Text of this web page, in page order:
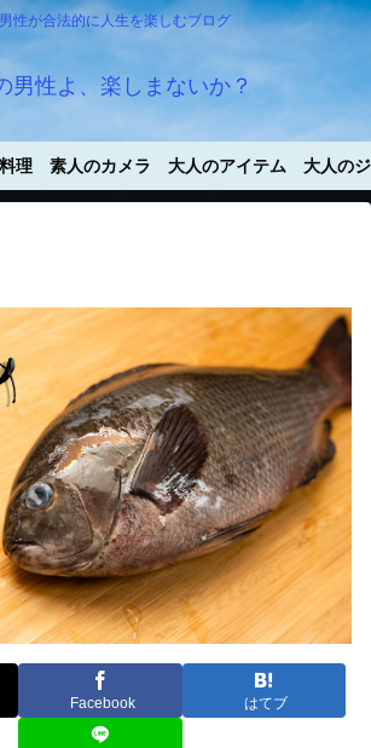
性が合法的に人生を楽しむブログ
男性よ、楽しまないか？
理 素人のカメラ 大人のアイテム 大人の
Facebook はてブ